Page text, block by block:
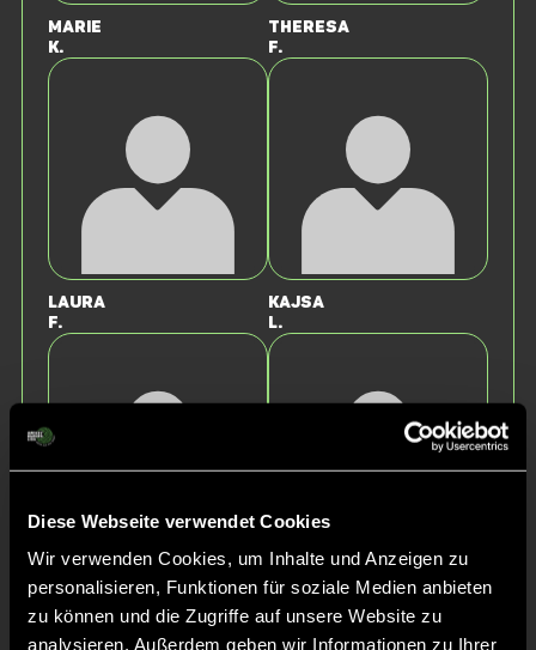
Diese Webseite verwendet Cookies
Wir verwenden Cookies, um Inhalte und Anzeigen zu
personalisieren, Funktionen für soziale Medien anbieten
zu können und die Zugriffe auf unsere Website zu
analysieren. Außerdem geben wir Informationen zu Ihrer
Marie
K.
Theresa
F.
Laura
F.
Kajsa
L.
Charlotte
W.
Cassandra
T.